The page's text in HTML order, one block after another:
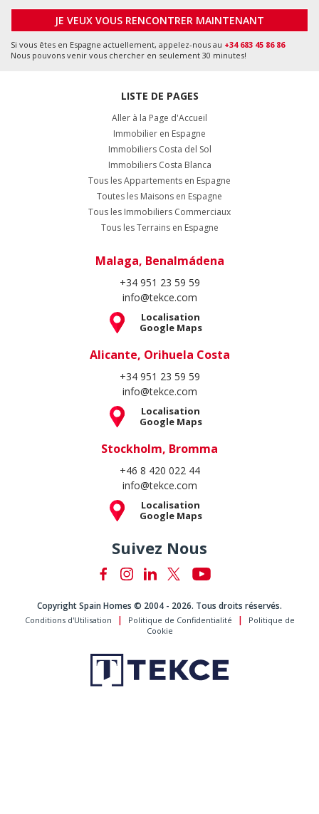
+34 951 23 59 59
info@tekce.com
Localisation
Google Maps
+34 951 23 59 59
info@tekce.com
Localisation
Google Maps
Stockholm, Bromma
+46 8 420 022 44
info@tekce.com
Localisation
Suivez Nous
Copyright Spain Homes © 2004 - 2026. Tous droits réservés.
Cookie